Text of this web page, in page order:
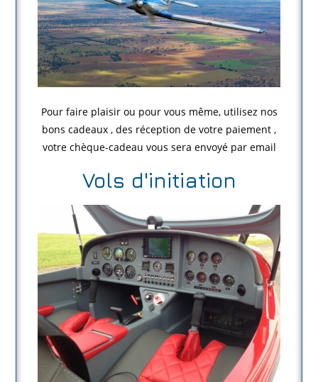
Pour faire plaisir ou pour vous même, utilisez nos
bons cadeaux , des réception de votre paiement ,
votre chèque-cadeau vous sera envoyé par email
Vols d'initiation​